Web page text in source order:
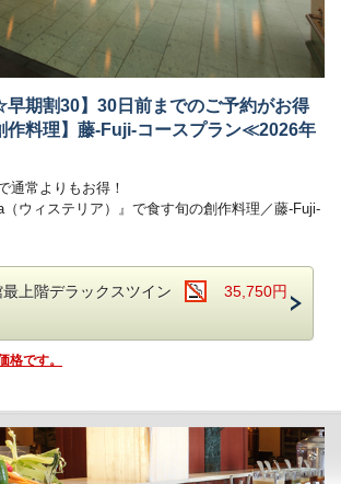
館それぞれにございます。
ち出の小槌をテーマにした4種の貸切風呂がござ
ご確認ください。
は、体の芯から温まる効能があり、
ります。
場所に位置する13階空中庭園露天風呂｢昇龍の湯｣
表情を変える景色をごゆっくりとお楽しみくださ
番館それぞれにございます。
ち出の小槌をテーマにした4種の貸切風呂がござ
ご確認ください。
早期割30】30日前までのご予約がお得
作料理】藤-Fuji-コースプラン≪2026年
通常よりもお得！
（ウィステリア）』で食す旬の創作料理／藤-Fuji-
（ウィステリア）』でこだわりの創作料理をご堪
ース）＊
は18：00～21:00（予定）です。
ックインの際にご案内いたします。
最上階デラックスツイン
35,750円
です。